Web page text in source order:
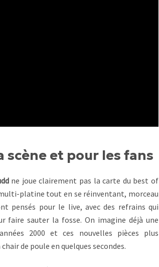
scène et pour les fans
ne joue clairement pas la carte du best of
platine tout en se réinventant, morceau
pensés pour le live, avec des refrains qui
sauter la fosse. On imagine déjà une
2000 et ces nouvelles pièces plus
de poule en quelques secondes.